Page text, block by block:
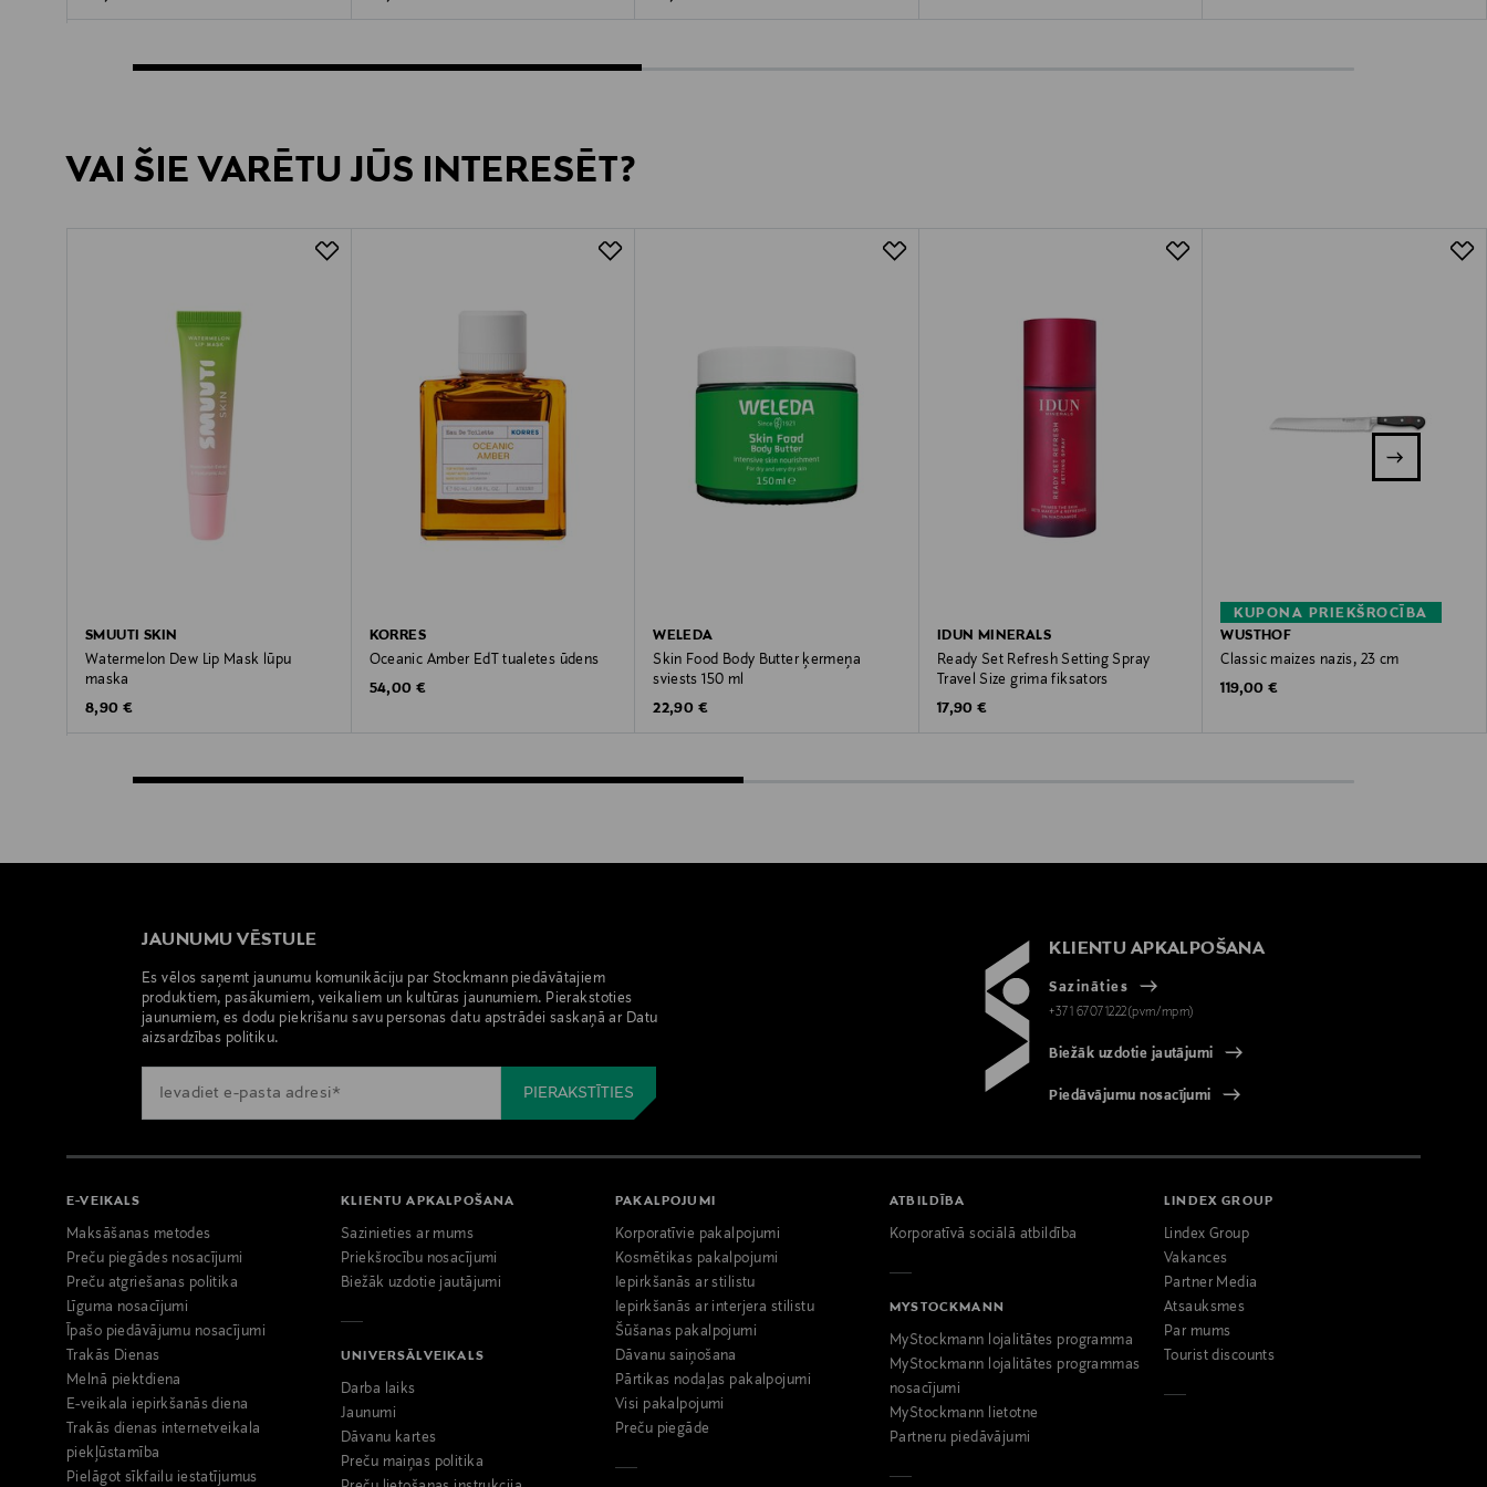
VAI ŠIE VARĒTU JŪS INTERESĒT?
SMUUTI SKIN
Watermelon Dew Lip Mask lūpu
maska
Original Price
8,90 €
KORRES
Oceanic Amber EdT tualetes ūdens
Original Price
54,00 €
WELEDA
Skin Food Body Butter ķermeņa
sviests 150 ml
Original Price
22,90 €
IDUN MINERALS
Ready Set Refresh Setting Spray
Travel Size grima fiksators
Original Price
17,90 €
KUPONA PRIEKŠROCĪBA
WUSTHOF
Classic maizes nazis, 23 cm
Original Price
119,00 €
JAUNUMU VĒSTULE
Es vēlos saņemt jaunumu komunikāciju par Stockmann piedāvātajiem
produktiem, pasākumiem, veikaliem un kultūras jaunumiem. Pierakstoties
jaunumiem, es dodu piekrišanu savu personas datu apstrādei saskaņā ar Datu
aizsardzības politiku.
KLIENTU APKALPOŠANA
Sazināties
+371 67071222(pvm/mpm)
Biežāk uzdotie jautājumi
Piedāvājumu nosacījumi
E-VEIKALS
Maksāšanas metodes
Preču piegādes nosacījumi
Preču atgriešanas politika
Līguma nosacījumi
Īpašo piedāvājumu nosacījumi
Trakās Dienas
Melnā piektdiena
E-veikala iepirkšanās diena
Trakās dienas internetveikala
piekļūstamība
Pielāgot sīkfailu iestatījumus
KLIENTU APKALPOŠANA
Sazinieties ar mums
Priekšrocību nosacījumi
Biežāk uzdotie jautājumi
UNIVERSĀLVEIKALS
Darba laiks
Jaunumi
Dāvanu kartes
Preču maiņas politika
PAKALPOJUMI
Korporatīvie pakalpojumi
Kosmētikas pakalpojumi
Iepirkšanās ar stilistu
Iepirkšanās ar interjera stilistu
Šūšanas pakalpojumi
Dāvanu saiņošana
Pārtikas nodaļas pakalpojumi
Visi pakalpojumi
Preču piegāde
ATBILDĪBA
Korporatīvā sociālā atbildība
MYSTOCKMANN
MyStockmann lojalitātes programma
MyStockmann lojalitātes programmas
nosacījumi
MyStockmann lietotne
Partneru piedāvājumi
LINDEX GROUP
Lindex Group
Vakances
Partner Media
Atsauksmes
Par mums
Tourist discounts